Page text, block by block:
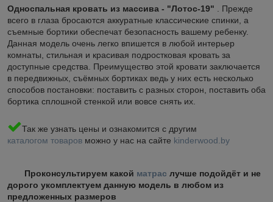
Односпальная кровать из массива - "Лотос-19"
. Прежде
всего в глаза бросаются аккуратные классические спинки, а
съемные бортики обеспечат безопасность вашему ребенку.
Данная модель очень легко впишется в любой интерьер
комнаты, стильная и красивая подростковая кровать за
доступные средства. Преимущество этой кровати заключается
в передвижных, съёмных бортиках ведь у них есть несколько
способов постановки: поставить с разных сторон, поставить оба
бортика сплошной стенкой или вовсе снять их.
Так же узнать цены и ознакомится с другим
каталогом товаров можно у нас на сайте kinderwood.by
Проконсультируем какой матрас лучше подойдёт и не
дорого укомплектуем данную модель в любом из
предложенных размеров